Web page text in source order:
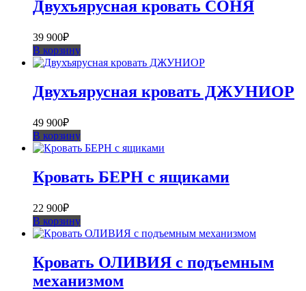
Двухъярусная кровать СОНЯ
39 900₽
В корзину
Двухъярусная кровать ДЖУНИОР
49 900₽
В корзину
Кровать БЕРН с ящиками
22 900₽
В корзину
Кровать ОЛИВИЯ с подъемным
механизмом